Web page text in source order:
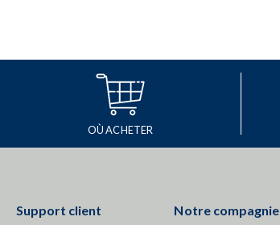
OÙ ACHETER
Support client Notre compagnie